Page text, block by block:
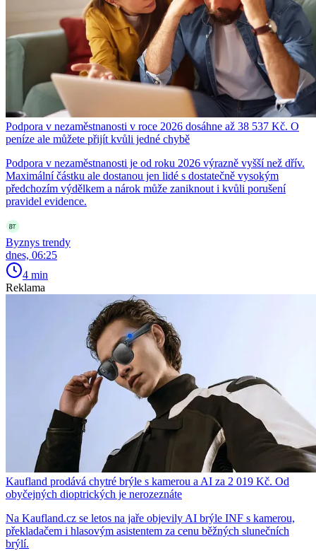
Podpora v nezaměstnanosti v roce 2026 dosáhne až 38 537 Kč. O
peníze ale můžete přijít kvůli jedné chybě
Podpora v nezaměstnanosti je od roku 2026 výrazně vyšší než dřív.
Maximální částku ale dostanou jen lidé s dostatečně vysokým
předchozím výdělkem a nárok může zaniknout i kvůli porušení
pravidel evidence.
Byznys trendy
dnes, 06:25
4 min
Reklama
Kaufland prodává chytré brýle s kamerou a AI za 2 019 Kč. Od
obyčejných dioptrických je nerozeznáte
Na Kaufland.cz se letos na jaře objevily AI brýle INF s kamerou,
překladačem i hlasovým asistentem za cenu běžných slunečních
brýlí.